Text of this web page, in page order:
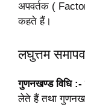
अपवर्तक (
कहते हैं।
लघुत्तम
गुणनखण्ड विधि :-
लेते हैं तथा